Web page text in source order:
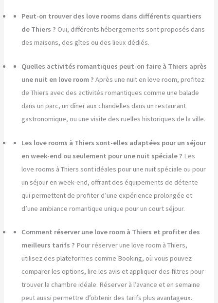
Peut-on trouver des love rooms dans différents quartiers
de Thiers ? Oui, différents hébergements sont proposés dans
des maisons, des gîtes ou des lieux dédiés.
Quelles activités romantiques peut-on faire à Thiers après
une nuit en love room ? Après une nuit en love room, profitez
de Thiers avec des activités romantiques comme une balade
dans un parc, un dîner aux chandelles dans un restaurant
gastronomique, ou une visite des ruelles historiques de la ville.
Les love rooms à Thiers sont-elles adaptées pour un séjour
en week-end ou seulement pour une nuit spéciale ? Les
love rooms à Thiers sont idéales pour une nuit spéciale ou pour
un séjour en week-end, offrant des équipements de détente
qui permettent de profiter d’une expérience prolongée et
d’une ambiance romantique unique pour un court séjour.
Comment réserver une love room à Thiers et profiter des
meilleurs tarifs ? Pour réserver une love room à Thiers,
utilisez des plateformes comme Booking, où vous pouvez
comparer les options, lire les avis et appliquer des filtres pour
trouver la chambre idéale. Réserver à l’avance et en semaine
peut aussi permettre d’obtenir des tarifs plus avantageux.